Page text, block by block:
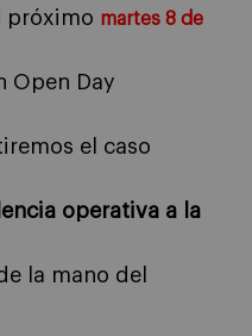
próximo martes 8 de
Open Day
el caso
operativa a la
la mano del